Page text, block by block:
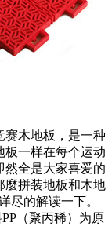
赛木地板，是一种
板一样在每个运动
然全是大家喜爱的
麼拼装地板和木地
尽的解读一下。
（聚丙稀）为原